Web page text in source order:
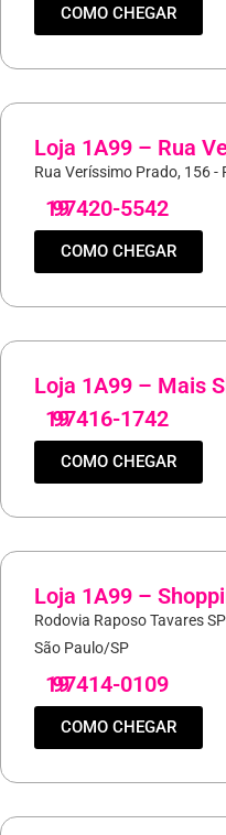
COMO CHEGAR
Loja 1A99 – Rua
Rua Veríssimo Prado, 156 -
19
97420-5542
COMO CHEGAR
Loja 1A99 – Mais
19
97416-1742
COMO CHEGAR
Loja 1A99 –
Rodovia Raposo Tavares
São Paulo/SP
19
97414-0109
COMO CHEGAR